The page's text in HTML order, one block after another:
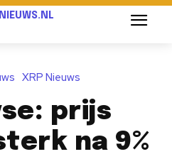
NIEUWS.NL
XRP Nieuws
prijs
na 9%